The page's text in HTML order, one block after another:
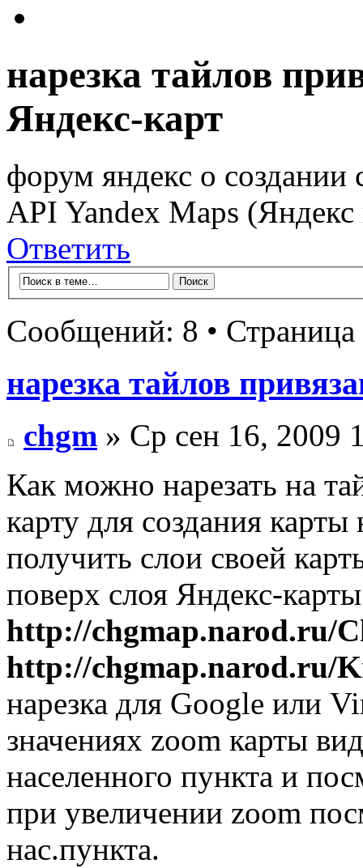
нарезка тайлов
Яндекс-карт
форум яндекс о создании
API Yandex Maps (Яндекс
Ответить
Сообщений: 8 • Страница
нарезка тайлов
chgm » Ср сен 16, 2009
Как можно нарезать на
карту для создания
получить слои своей
поверх слоя Яндекс-
http://chgmap.narod.ru/
http://chgmap.narod.ru/
нарезка для Google или
значениях zoom карты
населенного пункта и
при увеличении zoom
нас.пункта.